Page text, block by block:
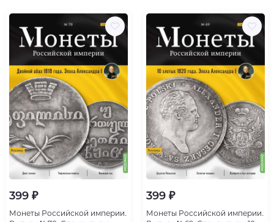
399 ₽
Монеты Российской империи.
399 ₽
Монеты Российской империи.